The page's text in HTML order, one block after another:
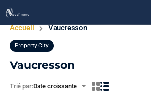
Accueil Vaucresson
Property City
Vaucresson
Trié par:Date croissante